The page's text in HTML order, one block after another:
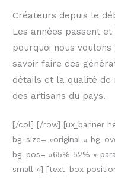
Créateurs depuis le
Les années passent
pourquoi nous
savoir faire des
détails et la qualité de
des artisans du pays.
[/col] [/row] [ux_banner
bg_size= »original »
bg_pos= »65% 52% »
small »] [text_box